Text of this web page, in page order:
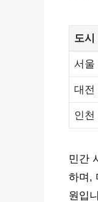
도시
서울
대전
인천
민간
하며,
원입